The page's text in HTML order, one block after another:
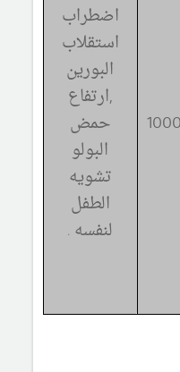
اضطراب
استقلاب
البورين
,ارتفاع
حمض
البولو
تشويه
الطفل
لنفسه .